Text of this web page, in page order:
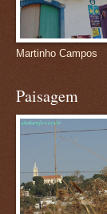
Martinho Campos
Paisagem